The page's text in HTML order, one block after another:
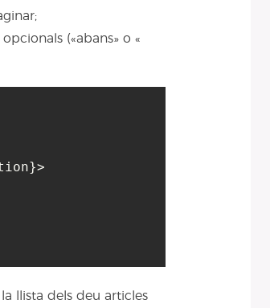
(«abans» o «
llista dels deu articles